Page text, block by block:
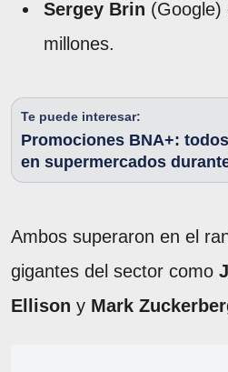
Sergey Brin (Google)
millones.
Te puede interesar:
Promociones BNA+:
en supermercados
Ambos superaron en el
gigantes del sector como
Ellison y Mark